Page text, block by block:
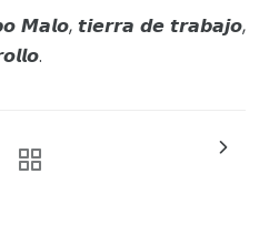
𝙈𝙖𝙡𝙤, 𝙩𝙞𝙚𝙧𝙧𝙖 𝙙𝙚 𝙩𝙧𝙖𝙗𝙖𝙟𝙤,